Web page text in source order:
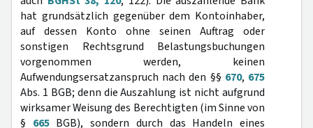
hat grundsätzlich gegenüber dem Kontoinhaber,
auf dessen Konto ohne seinen Auftrag oder
sonstigen Rechtsgrund Belastungsbuchungen
vorgenommen werden, keinen
Aufwendungsersatzanspruch nach den §§ 670, 675
Abs. 1 BGB; denn die Auszahlung ist nicht aufgrund
wirksamer Weisung des Berechtigten (im Sinne von
§ 665BGB), sondern durch das Handeln eines